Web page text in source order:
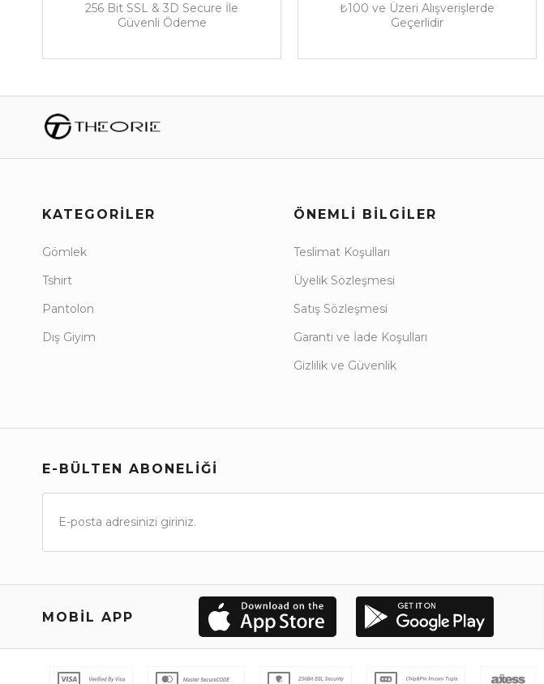
256 Bit SSL & 3D Secure İle
Güvenli Ödeme
₺100 ve Üzeri Alışverişlerde
Geçerlidir
KATEGORILER
Gömlek
Tshirt
Pantolon
Dış Giyim
ÖNEMLI BILGILER
Teslimat Koşulları
Üyelik Sözleşmesi
Satış Sözleşmesi
Garanti ve İade Koşulları
Gizlilik ve Güvenlik
E-BÜLTEN ABONELİĞİ
MOBIL APP